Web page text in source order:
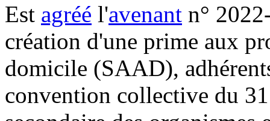
Est agréé l'avenant n°
création d'une prime aux
domicile (SAAD),
convention collective du